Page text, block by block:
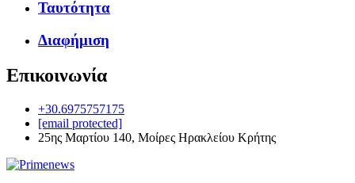
Ταυτότητα
Διαφήμιση
Επικοινωνία
+30.6975757175
[email protected]
25ης Μαρτίου 140, Μοίρες Ηρακλείου Κρήτης